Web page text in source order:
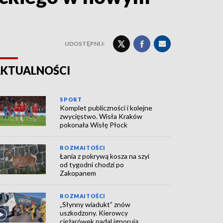
UDOSTĘPNIJ:
SPORT
Komplet publiczności i kolejne
zwycięstwo. Wisła Kraków
pokonała Wisłę Płock
ROZMAITOŚCI
Łania z pokrywą kosza na szyi
od tygodni chodzi po
Zakopanem
ROZMAITOŚCI
„Słynny wiadukt” znów
uszkodzony. Kierowcy
ciężarówek nadal ignorują